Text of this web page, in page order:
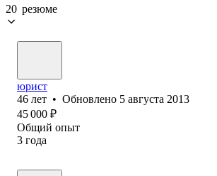
20 резюме
юрист
46 лет • Обновлено 5 августа 2013
45 000 ₽
Общий опыт
3 года